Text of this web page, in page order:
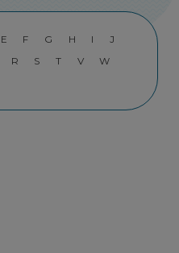
E F G H I
J
R S T V
W